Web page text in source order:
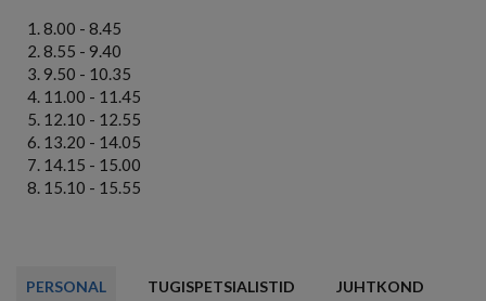
8.00 - 8.45
8.55 - 9.40
9.50 - 10.35
11.00 - 11.45
12.10 - 12.55
13.20 - 14.05
14.15 - 15.00
15.10 - 15.55
PERSONAL TUGISPETSIALISTID JUHTKOND